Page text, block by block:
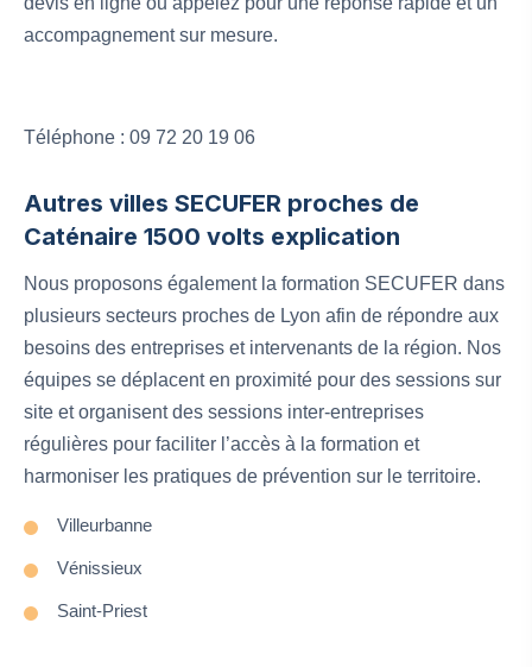
accompagnement sur mesure.
Téléphone : 09 72 20 19 06
Autres villes SECUFER proches de
Caténaire 1500 volts explication
Nous proposons également la formation SECUFER dans
plusieurs secteurs proches de Lyon afin de répondre aux
besoins des entreprises et intervenants de la région. Nos
équipes se déplacent en proximité pour des sessions sur
site et organisent des sessions inter-entreprises
régulières pour faciliter l’accès à la formation et
harmoniser les pratiques de prévention sur le territoire.
Villeurbanne
Vénissieux
Saint-Priest